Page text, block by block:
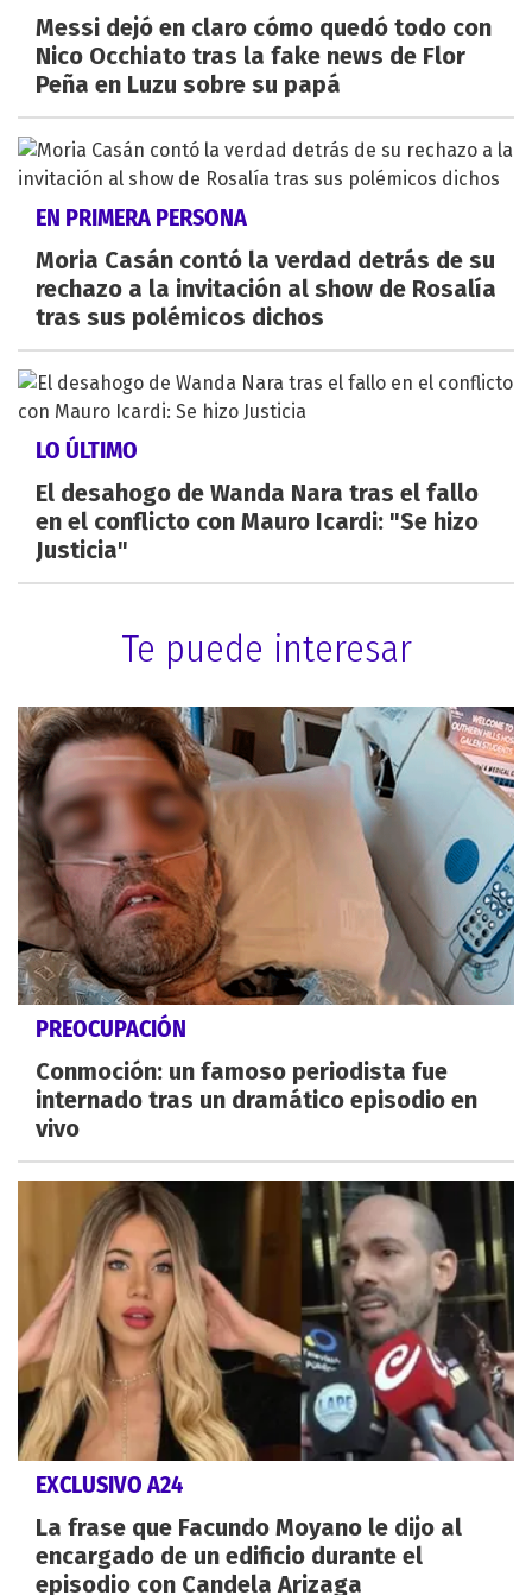
Messi dejó en claro cómo quedó todo con
Nico Occhiato tras la fake news de Flor
Peña en Luzu sobre su papá
EN PRIMERA PERSONA
Moria Casán contó la verdad detrás de su
rechazo a la invitación al show de Rosalía
tras sus polémicos dichos
LO ÚLTIMO
El desahogo de Wanda Nara tras el fallo
en el conflicto con Mauro Icardi: "Se hizo
Justicia"
Te puede interesar
PREOCUPACIÓN
Conmoción: un famoso periodista fue
internado tras un dramático episodio en
vivo
EXCLUSIVO A24
La frase que Facundo Moyano le dijo al
encargado de un edificio durante el
episodio con Candela Arizaga